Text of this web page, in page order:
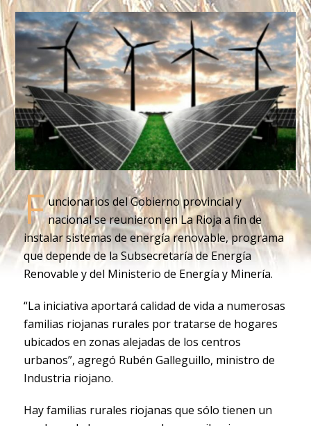
F uncionarios del Gobierno provincial y
nacional se reunieron en La Rioja a fin de
instalar sistemas de energía renovable, programa
que depende de la Subsecretaría de Energía
Renovable y del Ministerio de Energía y Minería.
“La iniciativa aportará calidad de vida a numerosas
familias riojanas rurales por tratarse de hogares
ubicados en zonas alejadas de los centros
urbanos”, agregó Rubén Galleguillo, ministro de
Industria riojano.
Hay familias rurales riojanas que sólo tienen un